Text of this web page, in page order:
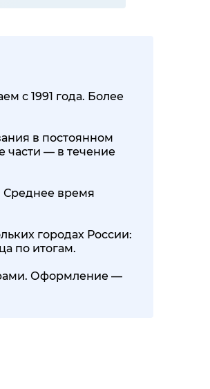
с 1991 года. Более
в постоянном
части — в течение
Среднее время
городах России:
по итогам.
Оформление —